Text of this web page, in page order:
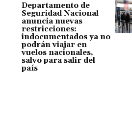
Departamento de
Seguridad Nacional
anuncia nuevas
restricciones:
indocumentados ya no
podrán viajar en
vuelos nacionales,
salvo para salir del
país